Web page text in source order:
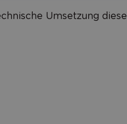
Umsetzung